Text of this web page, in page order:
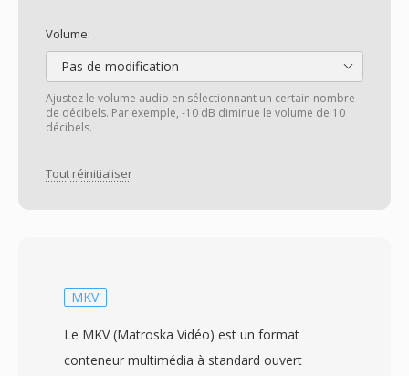
Volume:
Pas de modification
Ajustez le volume audio en sélectionnant un certain nombre
de décibels. Par exemple, -10 dB diminue le volume de 10
décibels.
Tout réinitialiser
MKV
Le MKV (Matroska Vidéo) est un format
conteneur multimédia à standard ouvert